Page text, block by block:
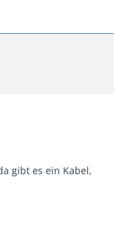
gibt es ein Kabel,